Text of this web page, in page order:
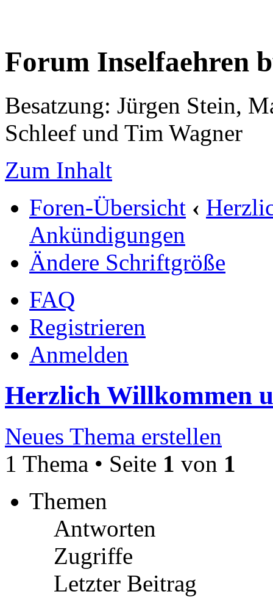
Forum Inselfaehren
Besatzung: Jürgen Stein,
Schleef und Tim Wagner
Zum Inhalt
Foren-Übersicht ‹
Ankündigungen
Ändere Schriftgröße
FAQ
Registrieren
Anmelden
Herzlich Willkommen
Neues Thema erstellen
1 Thema • Seite 1 von 1
Themen
Antworten
Zugriffe
Letzter Beitrag